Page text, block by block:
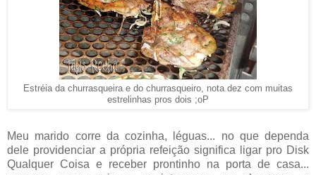
Estréia da churrasqueira e do churrasqueiro, nota dez com muitas
estrelinhas pros dois ;oP
Meu marido corre da cozinha, léguas... no que dependa
dele providenciar a própria refeição significa ligar pro Disk
Qualquer Coisa e receber prontinho na porta de casa...